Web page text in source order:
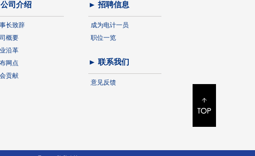
司介绍
长致辞
概要
沿革
网点
贡献
► 招聘信息
成为电计一员
职位一览
► 联系我们
意见反馈